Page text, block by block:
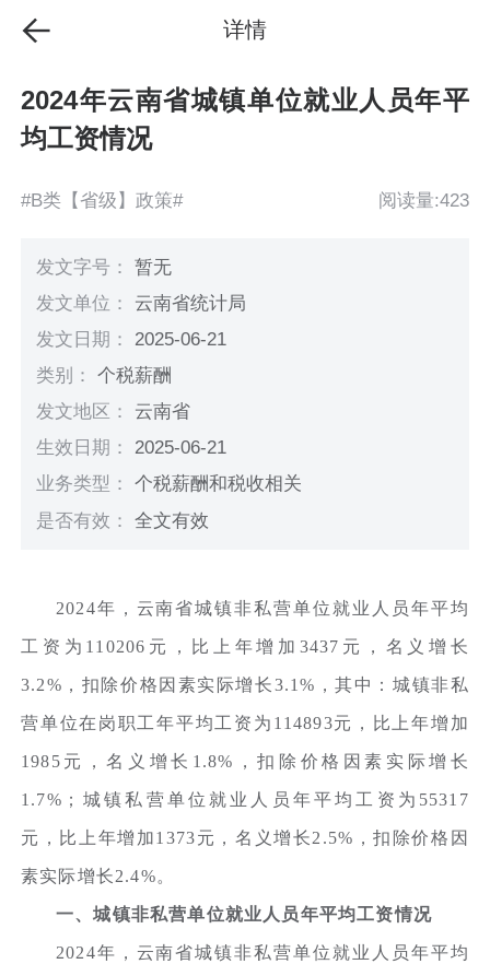
详情
2024年云南省城镇单位就业人员年平
均工资情况
#B类【省级】政策# 阅读量:423
发文字号：暂无
发文单位： 云南省统计局
发文日期： 2025-06-21
类别：个税薪酬
发文地区： 云南省
生效日期： 2025-06-21
业务类型：个税薪酬和税收相关
是否有效：全文有效
2024年，云南省城镇非私营单位就业人员年平均
工资为110206元，比上年增加3437元，名义增长
3.2%，扣除价格因素实际增长3.1%，其中：城镇非私
营单位在岗职工年平均工资为114893元，比上年增加
1985元，名义增长1.8%，扣除价格因素实际增长
1.7%；城镇私营单位就业人员年平均工资为55317
元，比上年增加1373元，名义增长2.5%，扣除价格因
素实际增长2.4%。
一、城镇非私营单位就业人员年平均工资情况
2024年，云南省城镇非私营单位就业人员年平均